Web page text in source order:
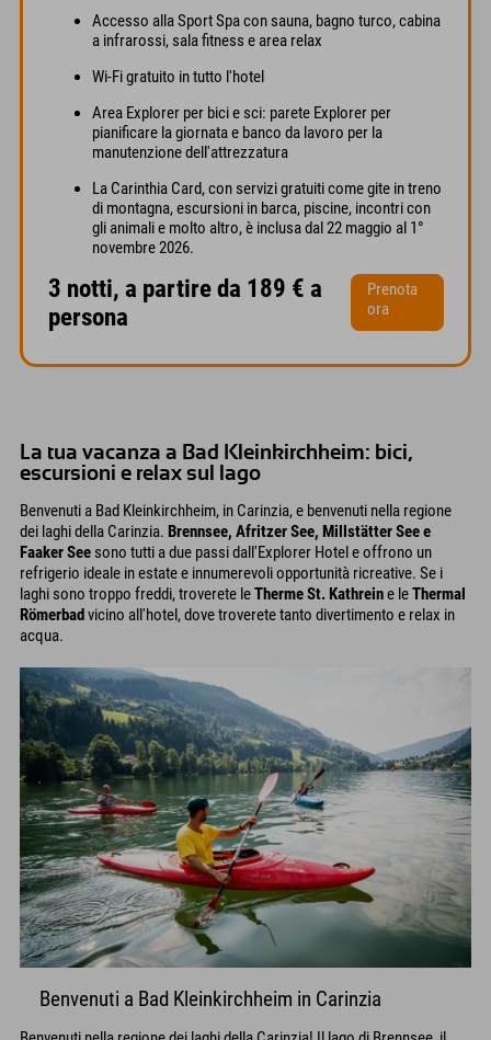
Accesso alla Sport Spa con sauna, bagno turco, cabina
a infrarossi, sala fitness e area relax
Wi-Fi gratuito in tutto l'hotel
Area Explorer per bici e sci: parete Explorer per
pianificare la giornata e banco da lavoro per la
manutenzione dell'attrezzatura
La Carinthia Card, con servizi gratuiti come gite in treno
di montagna, escursioni in barca, piscine, incontri con
gli animali e molto altro, è inclusa dal 22 maggio al 1°
novembre 2026.
3 notti, a partire da 189 € a
persona
Prenota
ora
La tua vacanza a Bad Kleinkirchheim: bici,
escursioni e relax sul lago
Benvenuti a Bad Kleinkirchheim, in Carinzia, e benvenuti nella regione
dei laghi della Carinzia. Brennsee, Afritzer See, Millstätter See e
Faaker See sono tutti a due passi dall'Explorer Hotel e offrono un
refrigerio ideale in estate e innumerevoli opportunità ricreative. Se i
laghi sono troppo freddi, troverete leTherme St. Kathreine leThermal
Römerbadvicino all'hotel, dove troverete tanto divertimento e relax in
acqua.
Benvenuti a Bad Kleinkirchheim in Carinzia